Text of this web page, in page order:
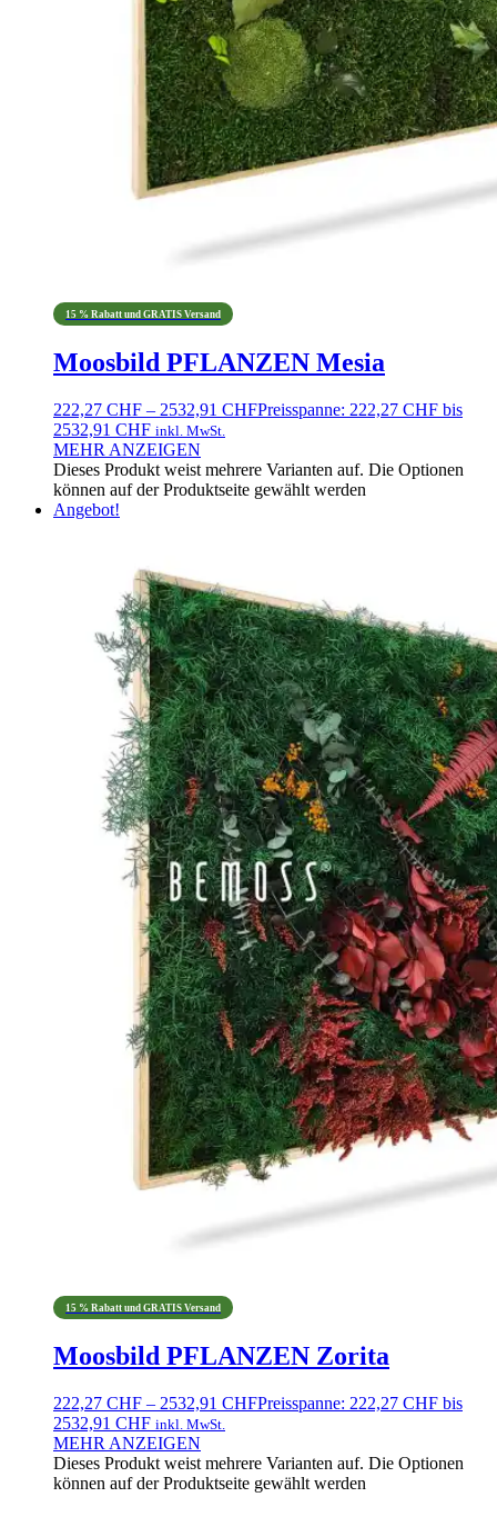
15 % Rabatt und GRATIS Versand
Moosbild PFLANZEN Mesia
222,27 CHF – 2532,91 CHFPreisspanne: 222,27 CHF bis
2532,91 CHF inkl. MwSt.
MEHR ANZEIGEN
Dieses Produkt weist mehrere Varianten auf. Die Optionen
können auf der Produktseite gewählt werden
Angebot!
15 % Rabatt und GRATIS Versand
Moosbild PFLANZEN Zorita
222,27 CHF – 2532,91 CHFPreisspanne: 222,27 CHF bis
2532,91 CHF inkl. MwSt.
MEHR ANZEIGEN
Dieses Produkt weist mehrere Varianten auf. Die Optionen
können auf der Produktseite gewählt werden